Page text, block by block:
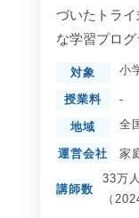
づいたトラ
な学習プログ
対象 小
授業料 -
地域 全
運営会社 家
講師数
33万
（